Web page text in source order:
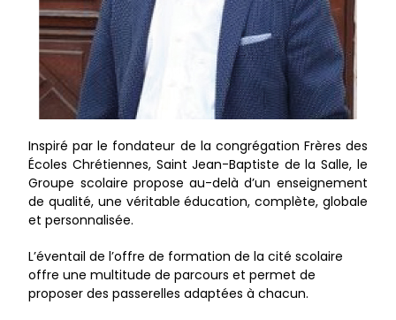
Inspiré par le fondateur de la congrégation Frères des
Écoles Chrétiennes, Saint Jean-Baptiste de la Salle, le
Groupe scolaire propose au-delà d’un enseignement
de qualité, une véritable éducation, complète, globale
et personnalisée.
L’éventail de l’offre de formation de la cité scolaire
offre une multitude de parcours et permet de
proposer des passerelles adaptées à chacun.